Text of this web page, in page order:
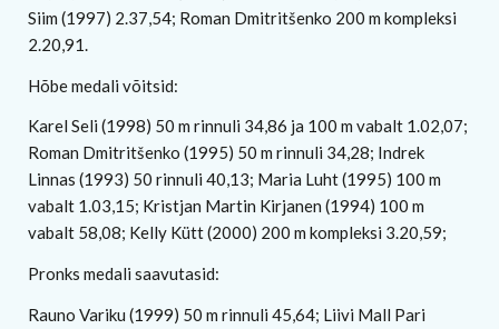
Siim (1997) 2.37,54; Roman Dmitritšenko 200 m kompleksi
2.20,91.
Hõbe medali võitsid:
Karel Seli (1998) 50 m rinnuli 34,86 ja 100 m vabalt 1.02,07;
Roman Dmitritšenko (1995) 50 m rinnuli 34,28; Indrek
Linnas (1993) 50 rinnuli 40,13; Maria Luht (1995) 100 m
vabalt 1.03,15; Kristjan Martin Kirjanen (1994) 100 m
vabalt 58,08; Kelly Kütt (2000) 200 m kompleksi 3.20,59;
Pronks medali saavutasid:
Rauno Variku (1999) 50 m rinnuli 45,64; Liivi Mall Pari